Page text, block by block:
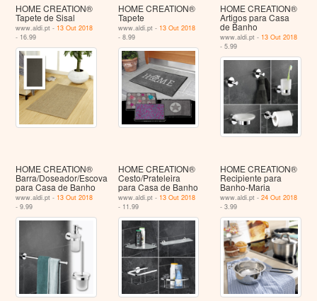
HOME CREATION®
Tapete de Sisal
www.aldi.pt - 13 Out 2018
- 16.99
HOME CREATION®
Tapete
www.aldi.pt - 13 Out 2018
- 8.99
HOME CREATION®
Artigos para Casa
de Banho
www.aldi.pt - 13 Out 2018
- 5.99
HOME CREATION®
Barra/Doseador/Escova
para Casa de Banho
www.aldi.pt - 13 Out 2018
- 9.99
HOME CREATION®
Cesto/Prateleira
para Casa de Banho
www.aldi.pt - 13 Out 2018
- 11.99
HOME CREATION®
Recipiente para
Banho-Maria
www.aldi.pt -24 Out 2018
- 3.99